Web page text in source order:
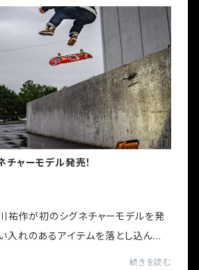
チャーモデル発売！
祐作が初のシグネチャーモデルを発
入れのあるアイテムを落とし込んだ
続きを読む